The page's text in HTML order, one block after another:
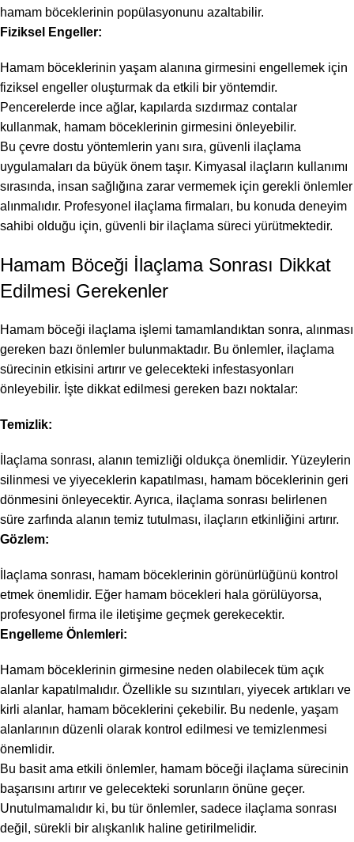
hamam böceklerinin popülasyonunu azaltabilir.
Fiziksel Engeller:
Hamam böceklerinin yaşam alanına girmesini engellemek için
fiziksel engeller oluşturmak da etkili bir yöntemdir.
Pencerelerde ince ağlar, kapılarda sızdırmaz contalar
kullanmak, hamam böceklerinin girmesini önleyebilir.
Bu çevre dostu yöntemlerin yanı sıra, güvenli ilaçlama
uygulamaları da büyük önem taşır. Kimyasal ilaçların kullanımı
sırasında, insan sağlığına zarar vermemek için gerekli önlemler
alınmalıdır. Profesyonel ilaçlama firmaları, bu konuda deneyim
sahibi olduğu için, güvenli bir ilaçlama süreci yürütmektedir.
Hamam Böceği İlaçlama Sonrası Dikkat
Edilmesi Gerekenler
Hamam böceği ilaçlama işlemi tamamlandıktan sonra, alınması
gereken bazı önlemler bulunmaktadır. Bu önlemler, ilaçlama
sürecinin etkisini artırır ve gelecekteki infestasyonları
önleyebilir. İşte dikkat edilmesi gereken bazı noktalar:
Temizlik:
İlaçlama sonrası, alanın temizliği oldukça önemlidir. Yüzeylerin
silinmesi ve yiyeceklerin kapatılması, hamam böceklerinin geri
dönmesini önleyecektir. Ayrıca, ilaçlama sonrası belirlenen
süre zarfında alanın temiz tutulması, ilaçların etkinliğini artırır.
Gözlem:
İlaçlama sonrası, hamam böceklerinin görünürlüğünü kontrol
etmek önemlidir. Eğer hamam böcekleri hala görülüyorsa,
profesyonel firma ile iletişime geçmek gerekecektir.
Engelleme Önlemleri:
Hamam böceklerinin girmesine neden olabilecek tüm açık
alanlar kapatılmalıdır. Özellikle su sızıntıları, yiyecek artıkları ve
kirli alanlar, hamam böceklerini çekebilir. Bu nedenle, yaşam
alanlarının düzenli olarak kontrol edilmesi ve temizlenmesi
önemlidir.
Bu basit ama etkili önlemler, hamam böceği ilaçlama sürecinin
başarısını artırır ve gelecekteki sorunların önüne geçer.
Unutulmamalıdır ki, bu tür önlemler, sadece ilaçlama sonrası
değil, sürekli bir alışkanlık haline getirilmelidir.